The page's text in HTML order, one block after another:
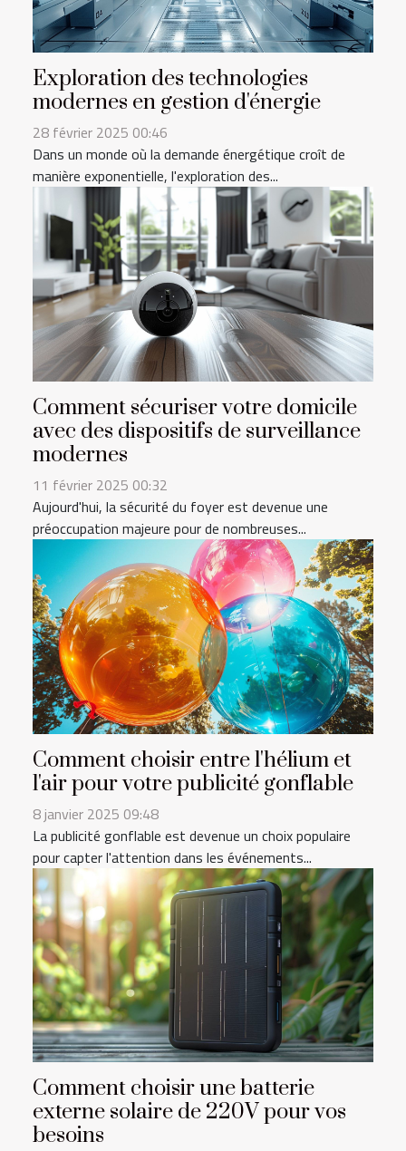
Exploration des technologies
modernes en gestion d'énergie
28 février 2025 00:46
Dans un monde où la demande énergétique croît de
manière exponentielle, l'exploration des...
Comment sécuriser votre domicile
avec des dispositifs de surveillance
modernes
11 février 2025 00:32
Aujourd'hui, la sécurité du foyer est devenue une
préoccupation majeure pour de nombreuses...
Comment choisir entre l'hélium et
l'air pour votre publicité gonflable
8 janvier 2025 09:48
La publicité gonflable est devenue un choix populaire
pour capter l'attention dans les événements...
Comment choisir une batterie
externe solaire de 220V pour vos
besoins